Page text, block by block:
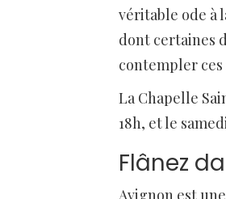
véritable ode à
dont certaines
contempler ces
La Chapelle
18h, et le
Flânez
Avignon est